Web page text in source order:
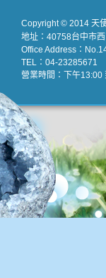
Copyright © 2014 天
地址：40758台中市
Office Address：
TEL：04-23285671
營業時間：下午13:00